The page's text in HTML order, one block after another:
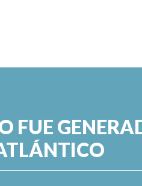
FUE